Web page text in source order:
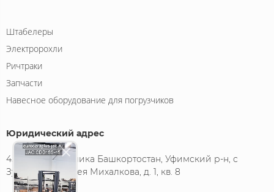
Штабелеры
Электророхли
Ричтраки
Запчасти
Навесное оборудование для погрузчиков
Юридический адрес
450522, Республика Башкортостан, Уфимский р-н, с
Зубово, ул Сергея Михалкова, д. 1, кв. 8